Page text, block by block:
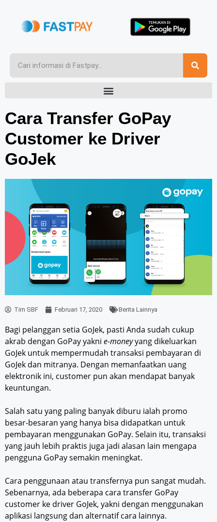
Cara Transfer GoPay
Customer ke Driver
GoJek
Tim SBF Februari 17, 2020 Berita Lainnya
Bagi pelanggan setia GoJek, pasti Anda sudah cukup
akrab dengan GoPay yakni e-moneyyang dikeluarkan
GoJek untuk mempermudah transaksi pembayaran di
GoJek dan mitranya. Dengan memanfaatkan uang
elektronik ini, customer pun akan mendapat banyak
keuntungan.
Salah satu yang paling banyak diburu ialah promo
besar-besaran yang hanya bisa didapatkan untuk
pembayaran menggunakan GoPay. Selain itu, transaksi
yang jauh lebih praktis juga jadi alasan lain mengapa
pengguna GoPay semakin meningkat.
Cara penggunaan atau transfernya pun sangat mudah.
Sebenarnya, ada beberapa cara transfer GoPay
customer ke driver GoJek, yakni dengan menggunakan
aplikasi langsung dan alternatif cara lainnya.